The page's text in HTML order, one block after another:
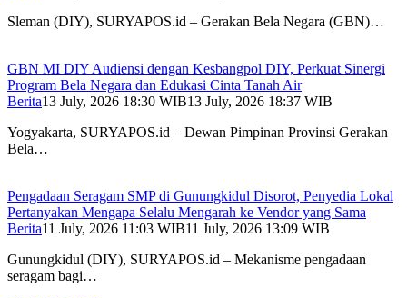
Sleman (DIY), SURYAPOS.id – Gerakan Bela Negara (GBN)…
GBN MI DIY Audiensi dengan Kesbangpol DIY, Perkuat Sinergi
Program Bela Negara dan Edukasi Cinta Tanah Air
Berita13 July, 2026 18:30 WIB13 July, 2026 18:37 WIB
Yogyakarta, SURYAPOS.id – Dewan Pimpinan Provinsi Gerakan
Bela…
Pengadaan Seragam SMP di Gunungkidul Disorot, Penyedia Lokal
Pertanyakan Mengapa Selalu Mengarah ke Vendor yang Sama
Berita11 July, 2026 11:03 WIB11 July, 2026 13:09 WIB
Gunungkidul (DIY), SURYAPOS.id – Mekanisme pengadaan
seragam bagi…